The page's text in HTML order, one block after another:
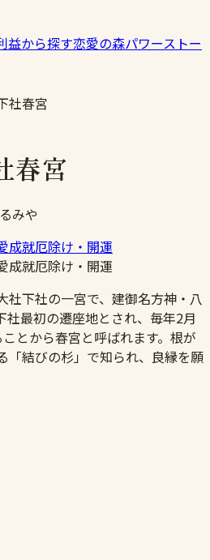
益から探す恋愛の森パワーストー
社春宮
春宮
みや
成就厄除け・開運
成就厄除け・開運
社下社の一宮で、建御名方神・八
社最初の遷座地とされ、毎年2月
とから春宮と呼ばれます。根が
「結びの杉」で知られ、良縁を願